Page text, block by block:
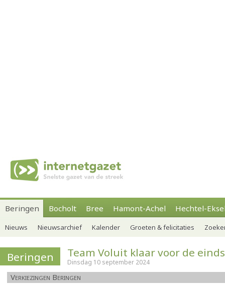
Beringen Bocholt Bree Hamont-Achel Hechtel-
Nieuws Nieuwsarchief Kalender Groeten & felicitaties
Beringen Team Voluit klaar voor de
Dinsdag 10 september 2024
Verkiezingen Beringen